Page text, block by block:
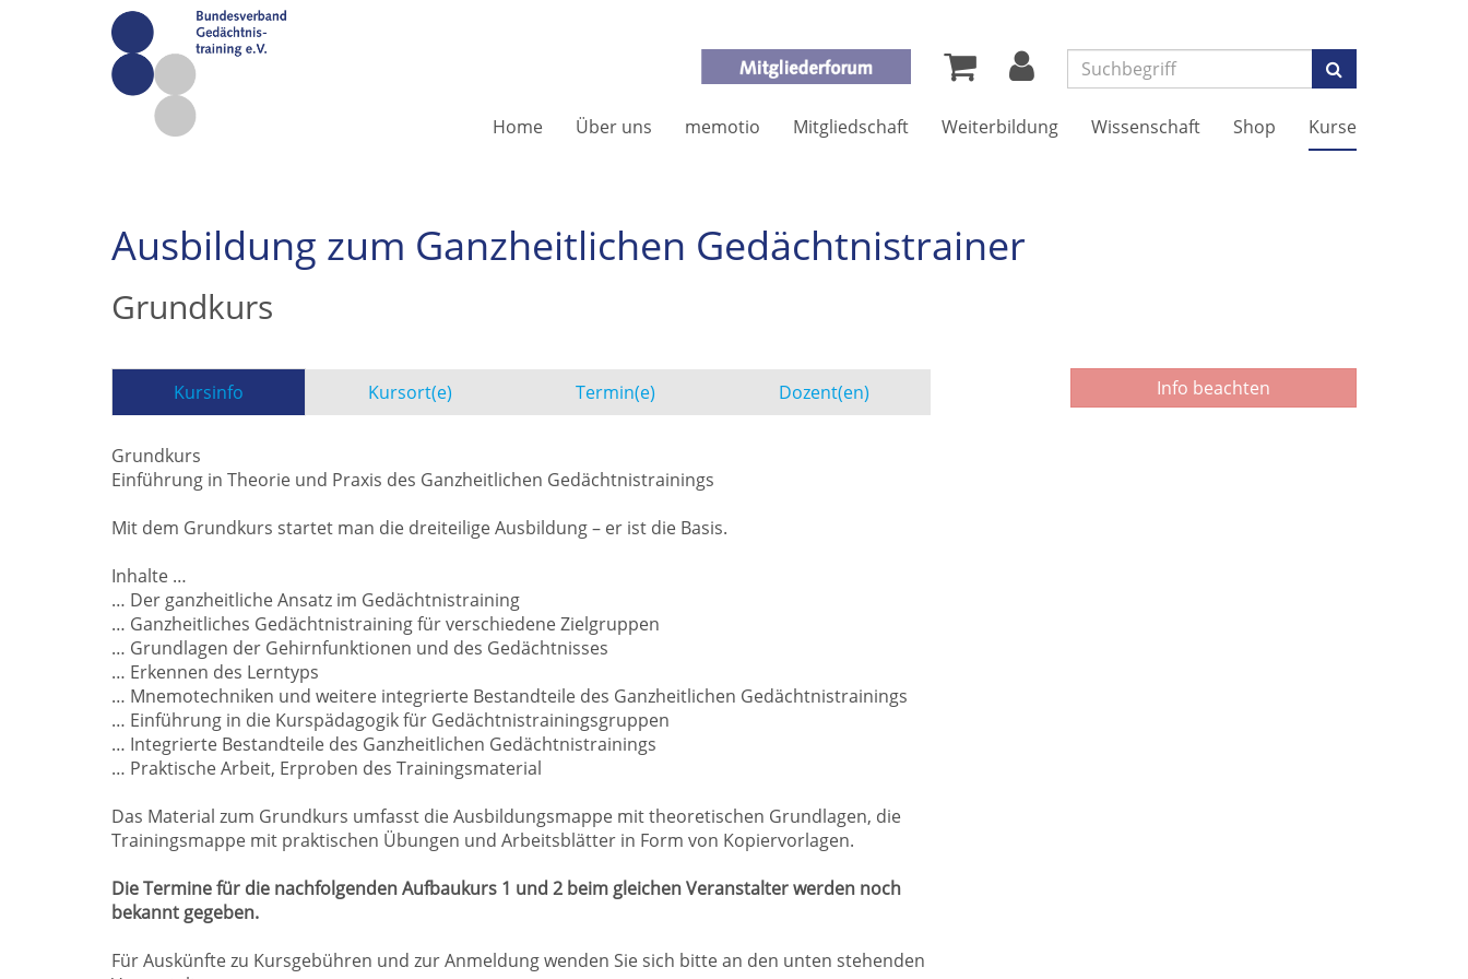
Suchen
Home Über uns memotio Mitgliedschaft Weiterbildung Wissenschaft Shop Kurse
Ausbildung zum Ganzheitlichen Gedächtnistrainer
Grundkurs
Kursinfo Kursort(e) Termin(e) Dozent(en)
Grundkurs
Einführung in Theorie und Praxis des Ganzheitlichen Gedächtnistrainings
Mit dem Grundkurs startet man die dreiteilige Ausbildung – er ist die Basis.
Inhalte …
… Der ganzheitliche Ansatz im Gedächtnistraining
… Ganzheitliches Gedächtnistraining für verschiedene Zielgruppen
… Grundlagen der Gehirnfunktionen und des Gedächtnisses
… Erkennen des Lerntyps
… Mnemotechniken und weitere integrierte Bestandteile des Ganzheitlichen Gedächtnistrainings
… Einführung in die Kurspädagogik für Gedächtnistrainingsgruppen
… Integrierte Bestandteile des Ganzheitlichen Gedächtnistrainings
… Praktische Arbeit, Erproben des Trainingsmaterial
Das Material zum Grundkurs umfasst die Ausbildungsmappe mit theoretischen Grundlagen, die
Trainingsmappe mit praktischen Übungen und Arbeitsblätter in Form von Kopiervorlagen.
Die Termine für die nachfolgenden Aufbaukurs 1 und 2 beim gleichen Veranstalter werden noch
bekannt gegeben.
Für Auskünfte zu Kursgebühren und zur Anmeldung wenden Sie sich bitte an den unten stehenden
Info beachten